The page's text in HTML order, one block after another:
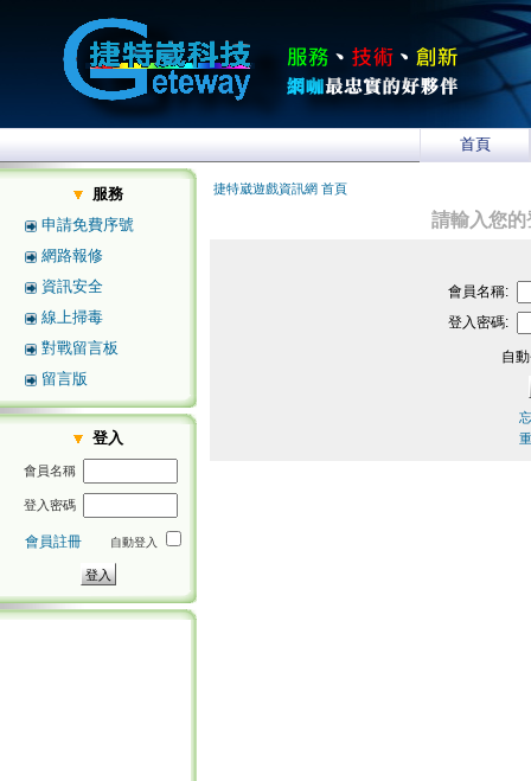
首頁
服務
申請免費序號
網路報修
資訊安全
線上掃毒
對戰留言板
留言版
登入
會員名稱
登入密碼
會員註冊 自動登入
捷特崴遊戲資訊網 首頁
請輸入您
會員名稱:
登入密碼:
自